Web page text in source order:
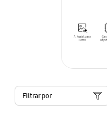
Filtrar por